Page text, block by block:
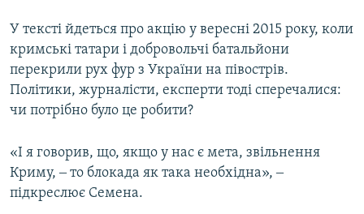
У тексті йдеться про акцію у вересні 2015 року, коли
кримські татари і добровольчі батальйони
перекрили рух фур з України на півострів.
Політики, журналісти, експерти тоді сперечалися:
чи потрібно було це робити?
«І я говорив, що, якщо у нас є мета, звільнення
Криму, ‒ то блокада як така необхідна», ‒
підкреслює Семена.